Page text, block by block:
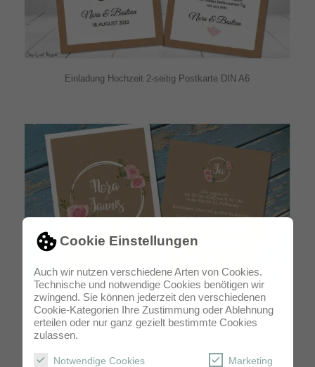
Cookie Einstellungen
Auch wir nutzen verschiedene Arten von Cookies.
Technische und notwendige Cookies benötigen wir
zwingend. Sie können jederzeit den verschiedenen
Cookie-Kategorien Ihre Zustimmung oder Ablehnung
erteilen oder nur ganz gezielt bestimmte Cookies
zulassen.
Notwendige Cookies Marketing
Einladung Hochzeit 2-seitig Postkarte DIN A6
Einladung Hochzeit 2-seitig Postkarte DIN A6